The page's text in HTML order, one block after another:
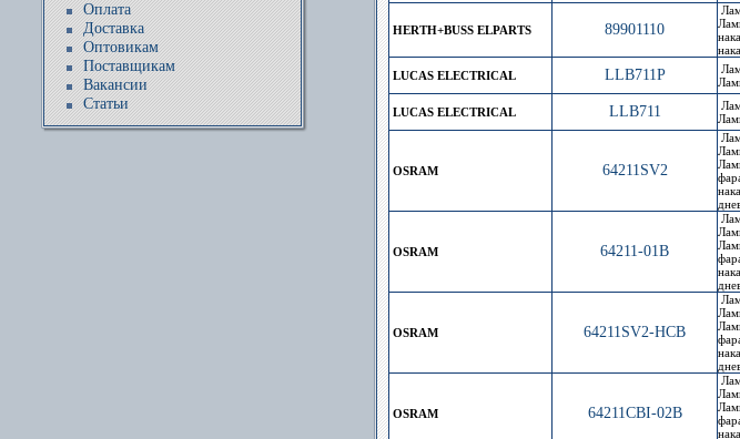
Оплата
Доставка
Оптовикам
Поставщикам
Вакансии
Статьи
HERTH+BUSS ELPARTS 89901110
LUCAS ELECTRICAL LLB711P
LUCAS ELECTRICAL LLB711
OSRAM 64211SV2
OSRAM 64211-01B
OSRAM 64211SV2-HCB
OSRAM 64211CBI-02B